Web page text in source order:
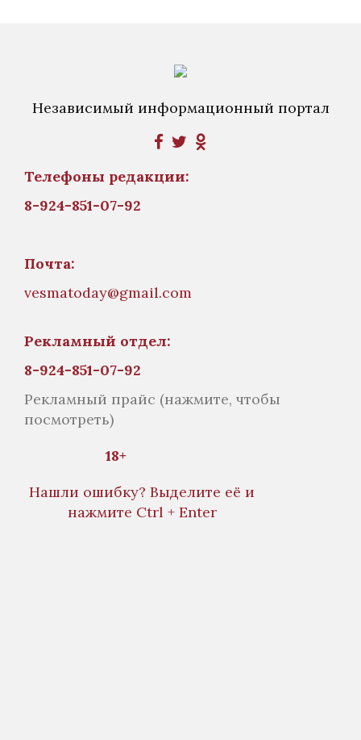
Независимый информационный портал
Телефоны редакции:
8-924-851-07-92
Почта:
vesmatoday@gmail.com
Рекламный отдел:
8-924-851-07-92
Рекламный прайс (нажмите, чтобы
посмотреть)
18+
Нашли ошибку? Выделите её и
нажмите Ctrl + Enter